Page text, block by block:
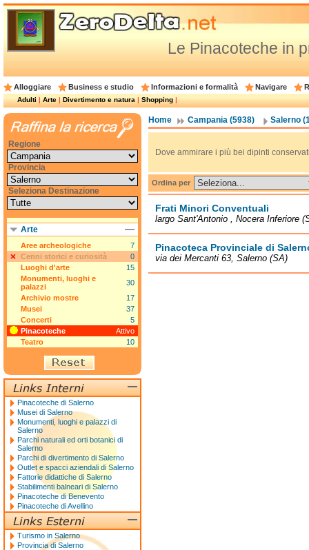
Le Pinacoteche in
Alloggiare Business e studio Informazioni e formalità Navigare
Adulti|Arte|Divertimento e natura|Shopping|
Home Campania (5938) Salerno
Dove ammirare i più bei dipinti
Ordina per
Frati Minori Conventuali
largo Sant'Antonio , Nocera Inferiore
Pinacoteca Provinciale di
via dei Mercanti 63, Salerno (SA)
Regione
Provincia
Seleziona Destinazione
Arte
Aree archeologiche
7
Cenni storici e curiosità
0
Luoghi d'arte
15
Monumenti, luoghi e
palazzi
30
Archivio mostre
17
Musei
37
Concerti
5
Pinacoteche
Attivo
Teatro
10
Pinacoteche di Salerno
Musei di Salerno
Monumenti, luoghi e palazzi di
Salerno
Parchi naturali ed orti botanici di
Salerno
Parchi di divertimento di Salerno
Outlet e spacci aziendali di Salerno
Fattorie didattiche di Salerno
Stabilimenti balneari di Salerno
Pinacoteche di Benevento
Pinacoteche di Avellino
Turismo in Salerno
Provincia di Salerno